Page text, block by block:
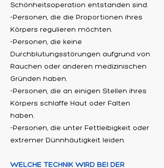
Schönheitsoperation entstanden sind.
-Personen, die die Proportionen ihres
Körpers regulieren möchten.
-Personen, die keine
Durchblutungsstörungen aufgrund von
Rauchen oder anderen medizinischen
Gründen haben.
-Personen, die an einigen Stellen ihres
Körpers schlaffe Haut oder Falten
haben.
-Personen, die unter Fettleibigkeit oder
extremer Dünnhäutigkeit leiden.
WELCHE TECHNIK WIRD BEI DER